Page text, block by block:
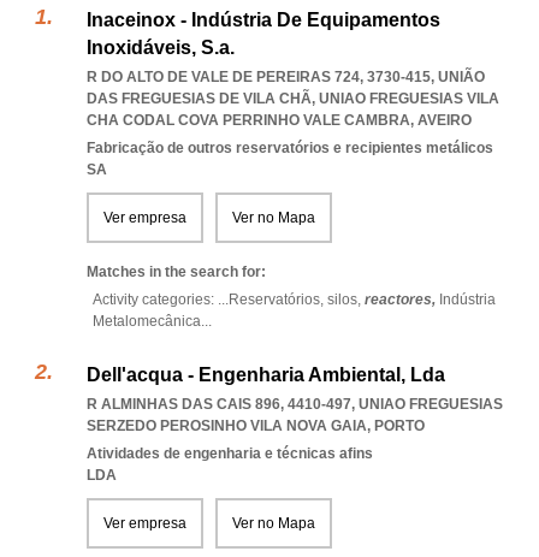
Inaceinox - Indústria De Equipamentos
Inoxidáveis, S.a.
R DO ALTO DE VALE DE PEREIRAS 724, 3730-415, UNIÃO
DAS FREGUESIAS DE VILA CHÃ, UNIAO FREGUESIAS VILA
CHA CODAL COVA PERRINHO VALE CAMBRA, AVEIRO
Fabricação de outros reservatórios e recipientes metálicos
SA
Ver empresa Ver no Mapa
Matches in the search for:
Activity categories: ...Reservatórios, silos, reactores, Indústria
Metalomecânica...
Dell'acqua - Engenharia Ambiental, Lda
R ALMINHAS DAS CAIS 896, 4410-497, UNIAO FREGUESIAS
SERZEDO PEROSINHO VILA NOVA GAIA, PORTO
Atividades de engenharia e técnicas afins
LDA
Ver empresa Ver no Mapa